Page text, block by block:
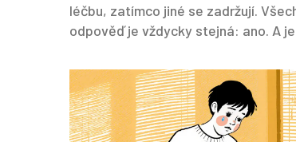
léčbu, zatímco jiné se zadržují.
odpověď je vždycky stejná: ano. A